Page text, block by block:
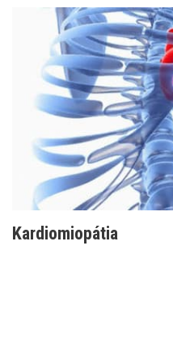
Kardiomiopátia